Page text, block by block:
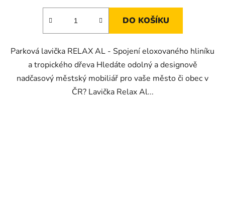
DO KOŠÍKU
Parková lavička RELAX AL - Spojení eloxovaného hliníku
a tropického dřeva Hledáte odolný a designově
nadčasový městský mobiliář pro vaše město či obec v
ČR? Lavička Relax Al...